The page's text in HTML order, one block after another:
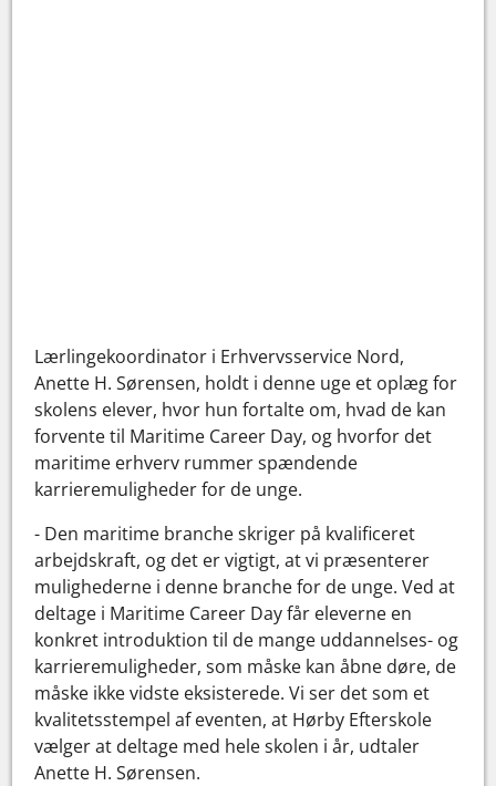
Lærlingekoordinator i Erhvervsservice Nord,
Anette H. Sørensen, holdt i denne uge et oplæg for
skolens elever, hvor hun fortalte om, hvad de kan
forvente til Maritime Career Day, og hvorfor det
maritime erhverv rummer spændende
karrieremuligheder for de unge.
- Den maritime branche skriger på kvalificeret
arbejdskraft, og det er vigtigt, at vi præsenterer
mulighederne i denne branche for de unge. Ved at
deltage i Maritime Career Day får eleverne en
konkret introduktion til de mange uddannelses- og
karrieremuligheder, som måske kan åbne døre, de
måske ikke vidste eksisterede. Vi ser det som et
kvalitetsstempel af eventen, at Hørby Efterskole
vælger at deltage med hele skolen i år, udtaler
Anette H. Sørensen.